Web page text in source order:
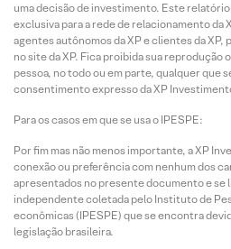
uma decisão de investimento. Este
exclusiva para a rede de relacionamento
agentes autônomos da XP e clientes da XP,
no site da XP. Fica proibida sua
pessoa, no todo ou em parte, qualquer que
consentimento expresso da XP
Para os casos em que se usa o IPESPE:
Por fim mas não menos importante, a XP
conexão ou preferência com nenhum dos
apresentados no presente documento e se
independente coletada pelo Instituto de
econômicas (IPESPE) que se encontra
legislação brasileira.